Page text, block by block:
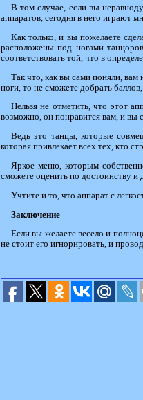
В том случае, если вы
аппаратов, сегодня в него играют
Как только, и вы пожелаете
расположены под ногами
соответствовать той, что в
Так что, как вы сами поняли, вам
ноги, то не сможете добрать
Нельзя не отметить, что этот
возможно, он понравится вам, и вы
Ведь это танцы, которые
которая привлекает всех тех, кто
Яркое меню, которым
сможете оценить по достоинству и
Учтите и то, что аппарат с
Заключение
Если вы желаете весело и
не стоит его игнорировать, и